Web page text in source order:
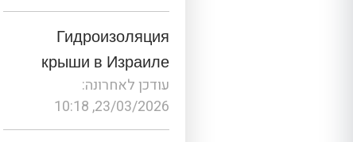
Гидроизоляция
крыши в Израиле
עודכן לאחרונה:
23/03/2026, 10:18